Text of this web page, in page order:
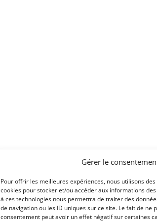
Gérer le
Pour offrir les meilleures expériences, nous utilisons
cookies pour stocker et/ou accéder aux informations
à ces technologies nous permettra de traiter des
de navigation ou les ID uniques sur ce site. Le fait de ne
consentement peut avoir un effet négatif sur certaines